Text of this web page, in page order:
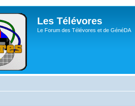
Les Télévores
Le Forum des Télévores et de GénéDA